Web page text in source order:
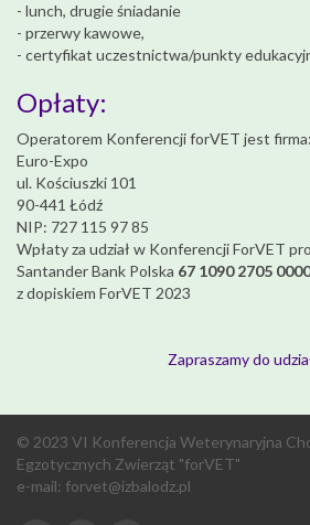
- lunch, drugie śniadanie
- przerwy kawowe,
- certyfikat uczestnictwa/punkty
Opłaty:
Operatorem Konferencji forVET jest firma:
Euro-Expo
ul. Kościuszki 101
90-441 Łódź
NIP: 727 115 97 85
Wpłaty za udział w Konferencji ForVET
Santander Bank Polska 67 1090 2705
z dopiskiem ForVET 2023
Zapraszamy do
© 2023 VI Konferencja Weterynaryjna
Egzotycznych Zwierząt "forVET"
e-mail: forvet@izbalodz.pl